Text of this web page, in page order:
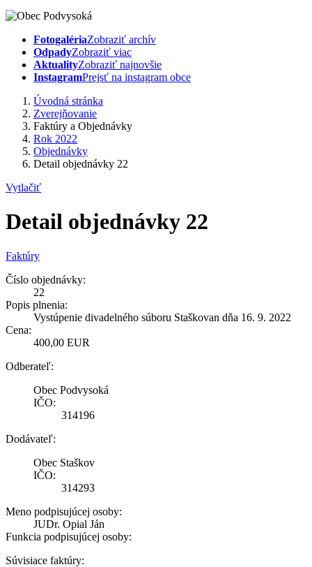
FotogalériaZobraziť archív
OdpadyZobraziť viac
AktualityZobraziť najnovšie
InstagramPrejsť na instagram obce
Úvodná stránka
Zverejňovanie
Faktúry a Objednávky
Rok 2022
Objednávky
Detail objednávky 22
Vytlačiť
Detail objednávky 22
Faktúry
Číslo objednávky:
22
Popis plnenia:
Vystúpenie divadelného súboru Staškovan dňa 16. 9. 2022
Cena:
400,00 EUR
Odberateľ:
Obec Podvysoká
IČO:
314196
Dodávateľ:
Obec Staškov
IČO:
314293
Meno podpisujúcej osoby:
JUDr. Opial Ján
Funkcia podpisujúcej osoby:
Súvisiace faktúry: